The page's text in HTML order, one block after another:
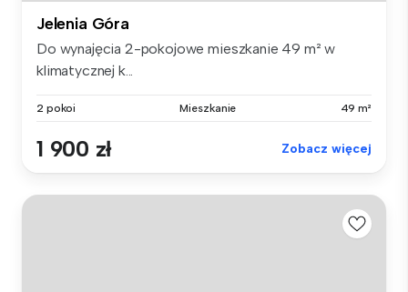
Jelenia Góra
Do wynajęcia 2-pokojowe mieszkanie 49 m² w
klimatycznej k...
2 pokoi Mieszkanie 49 m²
1 900 zł Zobacz więcej